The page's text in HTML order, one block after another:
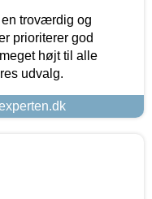
troværdig og
prioriterer god
højt til alle
udvalg.